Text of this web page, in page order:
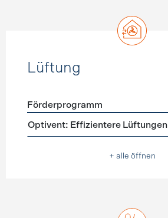
Lüftung
Förderprogramme Lüftung
Förderprogramm
Optivent: Effizientere Lüftungen
+ alle öffnen